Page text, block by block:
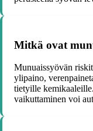
Mitkä ovat
Munuaissyövän
ylipaino,
tietyille
vaikuttaminen voi